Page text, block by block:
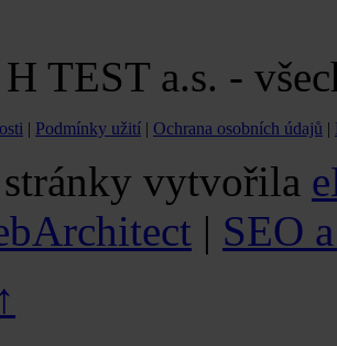
TEST a.s. -
| Podmínky užití | Ochrana osobních údajů |
vytvořila
| SEO